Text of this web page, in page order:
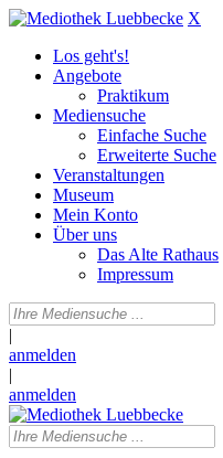
X
Los geht's!
Angebote
Praktikum
Mediensuche
Einfache Suche
Erweiterte Suche
Veranstaltungen
Museum
Mein Konto
Über uns
Das Alte Rathaus
Impressum
|
anmelden
|
anmelden